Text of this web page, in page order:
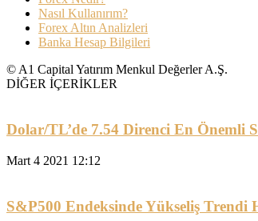
Nasıl Kullanırım?
Forex Altın Analizleri
Banka Hesap Bilgileri
© A1 Capital Yatırım Menkul Değerler A.Ş.
DİĞER İÇERİKLER
Dolar/TL’de 7.54 Direnci En Önemli
Mart 4 2021 12:12
S&P500 Endeksinde Yükseliş Trendi